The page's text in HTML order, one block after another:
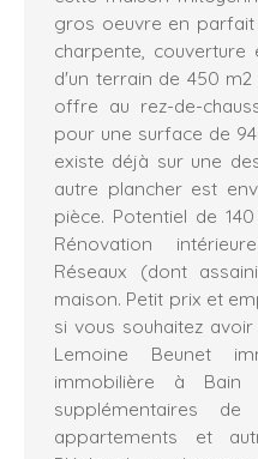
gros oeuvre en
charpente,
d'un terrain de 450
offre au rez-de-
pour une surface de
existe déjà sur une
autre plancher est
pièce. Potentiel de
Rénovation
Réseaux (dont
maison. Petit prix et
si vous souhaitez
Lemoine Beunet
immobilière à
supplémentaires
appartements et